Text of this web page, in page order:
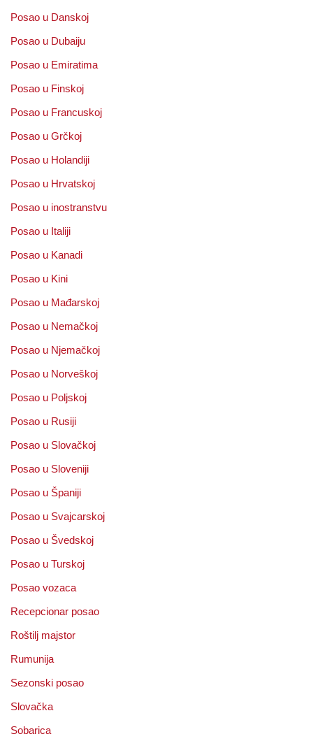
Posao u Danskoj
Posao u Dubaiju
Posao u Emiratima
Posao u Finskoj
Posao u Francuskoj
Posao u Grčkoj
Posao u Holandiji
Posao u Hrvatskoj
Posao u inostranstvu
Posao u Italiji
Posao u Kanadi
Posao u Kini
Posao u Mađarskoj
Posao u Nemačkoj
Posao u Njemačkoj
Posao u Norveškoj
Posao u Poljskoj
Posao u Rusiji
Posao u Slovačkoj
Posao u Sloveniji
Posao u Španiji
Posao u Svajcarskoj
Posao u Švedskoj
Posao u Turskoj
Posao vozaca
Recepcionar posao
Roštilj majstor
Rumunija
Sezonski posao
Slovačka
Sobarica